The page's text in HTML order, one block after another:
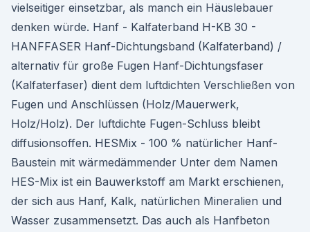
vielseitiger einsetzbar, als manch ein Häuslebauer
denken würde. Hanf - Kalfaterband H-KB 30 -
HANFFASER Hanf-Dichtungsband (Kalfaterband) /
alternativ für große Fugen Hanf-Dichtungsfaser
(Kalfaterfaser) dient dem luftdichten Verschließen von
Fugen und Anschlüssen (Holz/Mauerwerk,
Holz/Holz). Der luftdichte Fugen-Schluss bleibt
diffusionsoffen. HESMix - 100 % natürlicher Hanf-
Baustein mit wärmedämmender Unter dem Namen
HES-Mix ist ein Bauwerkstoff am Markt erschienen,
der sich aus Hanf, Kalk, natürlichen Mineralien und
Wasser zusammensetzt. Das auch als Hanfbeton